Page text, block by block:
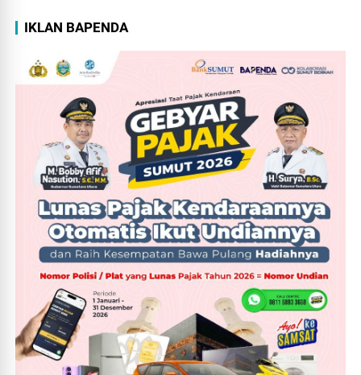
IKLAN BAPENDA